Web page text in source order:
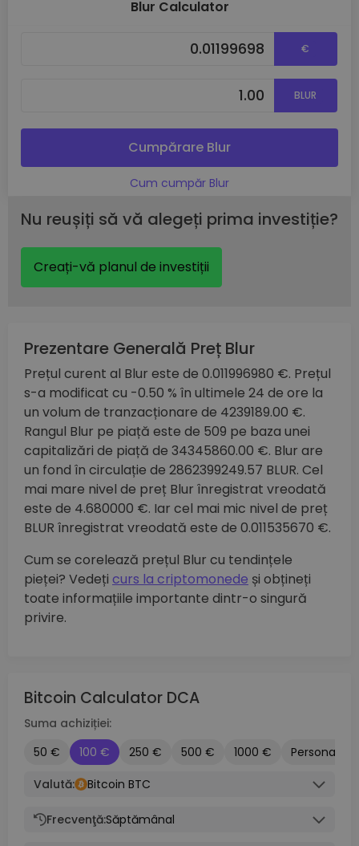
Blur Calculator
€
BLUR
Cumpărare Blur
Cum cumpăr Blur
Nu reușiți să vă alegeți prima investiție?
Creați-vă planul de investiții
Prezentare Generală Preț Blur
Prețul curent al Blur este de 0.011996980 €. Prețul
s-a modificat cu -0.50 % în ultimele 24 de ore la
un volum de tranzacționare de 4239189.00 €.
Rangul Blur pe piață este de 509 pe baza unei
capitalizări de piață de 34345860.00 €. Blur are
un fond în circulație de 2862399249.57 BLUR. Cel
mai mare nivel de preț Blur înregistrat vreodată
este de 4.680000 €. Iar cel mai mic nivel de preț
BLUR înregistrat vreodată este de 0.011535670 €.
Cum se corelează prețul Blur cu tendințele
pieței? Vedeți curs la criptomonede și obțineți
toate informațiile importante dintr-o singură
privire.
Bitcoin Calculator DCA
Suma achiziției:
50 €
100 € 250 € 500 € 1000 €
Personalizat
Valută:
Bitcoin BTC
Frecvenţă:Săptămânal